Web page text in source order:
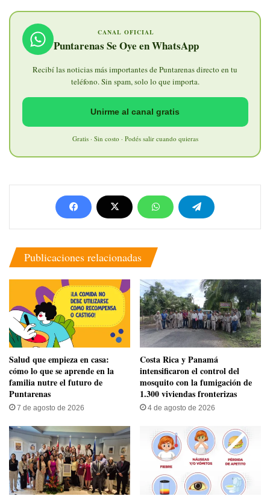
CANAL OFICIAL
Puntarenas Se Oye en WhatsApp
Recibí las noticias más importantes de Puntarenas directo en tu
teléfono. Sin spam, solo lo que importa.
Unirme al canal gratis
Gratis · Sin costo · Podés salir cuando quieras
Publicaciones relacionadas
Salud que empieza en casa:
cómo lo que se aprende en la
familia nutre el futuro de
Puntarenas
7 de agosto de 2026
Costa Rica y Panamá
intensificaron el control del
mosquito con la fumigación de
1.300 viviendas fronterizas
4 de agosto de 2026